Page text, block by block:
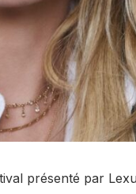
présenté par